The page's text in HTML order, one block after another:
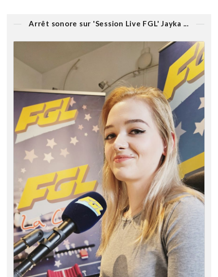
Arrêt sonore sur 'Session Live FGL' Jayka ...